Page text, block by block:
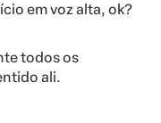
em voz alta, ok?
todos os
ali.